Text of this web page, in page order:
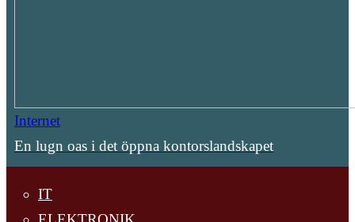
Internet
En lugn oas i det öppna kontorslandskapet
IT